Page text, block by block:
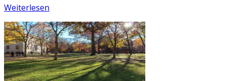
Weiterlesen